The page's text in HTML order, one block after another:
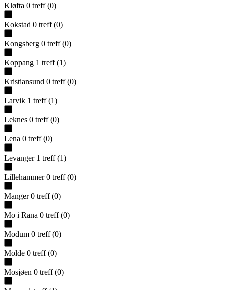
Kløfta 0 treff (0)
Kokstad 0 treff (0)
Kongsberg 0 treff (0)
Koppang 1 treff (1)
Kristiansund 0 treff (0)
Larvik 1 treff (1)
Leknes 0 treff (0)
Lena 0 treff (0)
Levanger 1 treff (1)
Lillehammer 0 treff (0)
Manger 0 treff (0)
Mo i Rana 0 treff (0)
Modum 0 treff (0)
Molde 0 treff (0)
Mosjøen 0 treff (0)